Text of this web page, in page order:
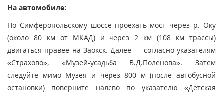
На автомобиле:
По Симферопольскому шоссе проехать мост через р. Оку
(около 80 км от МКАД) и через 2 км (108 км трассы)
двигаться правее на Заокск. Далее — согласно указателям
«Страхово», «Музей-усадьба В.Д.Поленова». Затем
следуйте мимо Музея и через 800 м (после автобусной
остановки) поверните налево по указателю «Детская